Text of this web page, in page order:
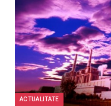
ACTUALITATE